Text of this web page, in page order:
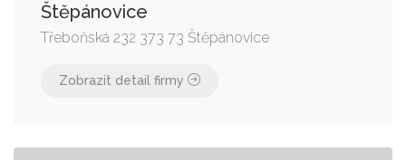
Štěpánovice
Třeboňská 232 373 73 Štěpánovice
Zobrazit detail firmy